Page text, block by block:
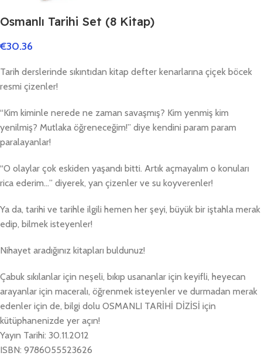
Osmanlı Tarihi Set (8 Kitap)
€30.36
Tarih derslerinde sıkıntıdan kitap defter kenarlarına çiçek böcek
resmi çizenler!
“Kim kiminle nerede ne zaman savaşmış? Kim yenmiş kim
yenilmiş? Mutlaka öğreneceğim!” diye kendini param param
paralayanlar!
“O olaylar çok eskiden yaşandı bitti. Artık açmayalım o konuları
rica ederim…” diyerek, yan çizenler ve su koyverenler!
Ya da, tarihi ve tarihle ilgili hemen her şeyi, büyük bir iştahla merak
edip, bilmek isteyenler!
Nihayet aradığınız kitapları buldunuz!
Çabuk sıkılanlar için neşeli, bıkıp usananlar için keyifli, heyecan
arayanlar için maceralı, öğrenmek isteyenler ve durmadan merak
edenler için de, bilgi dolu OSMANLI TARİHİ DİZİSİ için
kütüphanenizde yer açın!
Yayın Tarihi: 30.11.2012
ISBN: 9786055523626